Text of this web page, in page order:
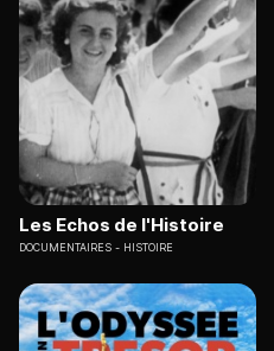
Les Echos de l'Histoire
DOCUMENTAIRES HISTOIRE